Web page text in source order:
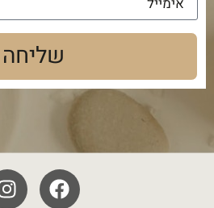
שליחה